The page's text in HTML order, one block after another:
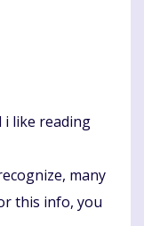
like reading
many
this info, you